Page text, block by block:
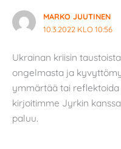
MARKO JUUTINEN
10.3.2022 KLO 10:56
Ukrainan kriisin
ongelmasta ja
ymmärtää tai
kirjoitimme Jyrkin
paluu.